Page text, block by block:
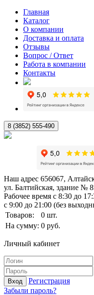
Главная
Каталог
О компании
Доставка и оплата
Отзывы
Вопрос / Ответ
Работа в компании
Контакты
8 (3852) 555-490
Наш адрес 656067,
ул. Балтийская, здание №
Рабочее время с 8:30 до
с 9:00 до 21:00 (без
Товаров:
0 шт.
На сумму: 0 руб.
Личный кабинет
Вход
Регистрация
Забыли пароль?